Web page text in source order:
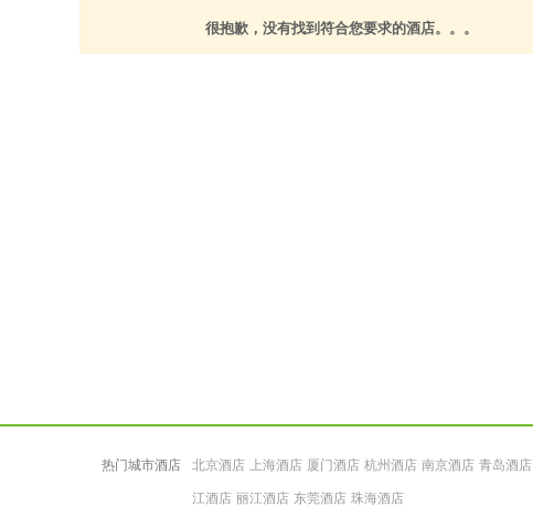
很抱歉，没有找到符合您要求的酒店。。。
热门城市酒店 北京酒店 上海酒店 厦门酒店 杭州酒店 南京酒店 青岛酒店
江酒店 丽江酒店 东莞酒店 珠海酒店